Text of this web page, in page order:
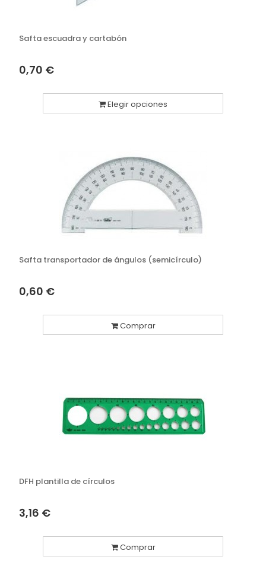
Safta escuadra y cartabón
0,70 €
Elegir opciones
Safta transportador de ángulos (semicírculo)
0,60 €
Comprar
DFH plantilla de círculos
3,16 €
Comprar